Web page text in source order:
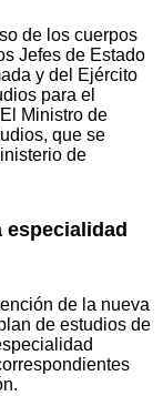
de los cuerpos
Jefes de Estado
y del Ejército
para el
Ministro de
que se
de
especialidad
de la nueva
de estudios de